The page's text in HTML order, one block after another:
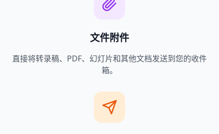
文件附件
直接将转录稿、PDF、幻灯片和其他文档发送到您的收件
箱。